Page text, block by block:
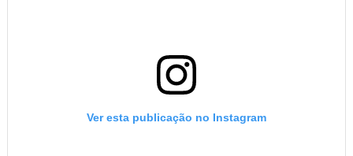
Ver esta publicação no Instagram